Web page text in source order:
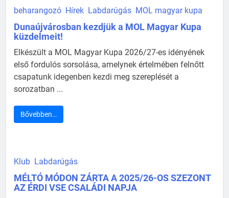
beharangozó Hírek Labdarúgás MOL magyar kupa
Dunaújvárosban kezdjük a MOL Magyar Kupa
küzdelmeit!
Elkészült a MOL Magyar Kupa 2026/27-es idényének
első fordulós sorsolása, amelynek értelmében felnőtt
csapatunk idegenben kezdi meg szereplését a
sorozatban ...
Bővebben…
Klub Labdarúgás
MÉLTÓ MÓDON ZÁRTA A 2025/26-OS SZEZONT
AZ ÉRDI VSE CSALÁDI NAPJA